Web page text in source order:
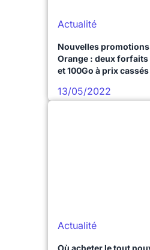
Actualité
Nouvelles promotions
Orange : deux forfaits
et 100Go à prix cassés
13/05/2022
Actualité
Où acheter le tout